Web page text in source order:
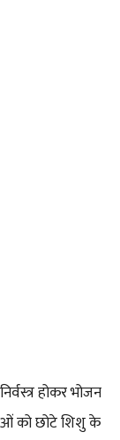
होकर भोजन
को छोटे शिशु के